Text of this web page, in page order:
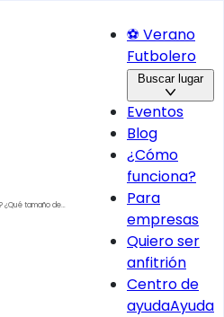
¿Qué tamaño de
⚽ Verano
Futbolero
Buscar lugar
Eventos
Blog
¿Cómo
funciona?
Para
empresas
Quiero ser
anfitrión
Centro de
ayudaAyuda